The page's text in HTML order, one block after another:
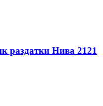
раздатки Нива 2121